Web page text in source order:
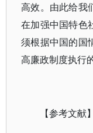
高效。由此给我
在加强中国特色
须根据中国的国
高廉政制度执行
【参考文献】